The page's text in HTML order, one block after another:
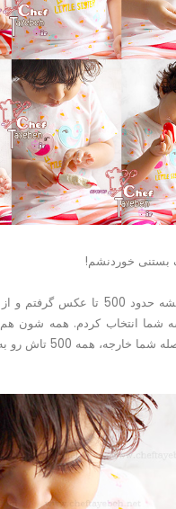
خوردنشم!
باورتون نمیشه حدود 500 تا
شما انتخاب کردم. همه شون
همه 500 تاش رو به اشتراک نمیذارم!